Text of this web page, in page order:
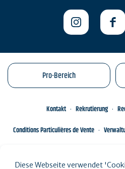
Pro-Bereich
Kontakt Rekrutierung
Conditions Particulières de Vente
Diese Webseite verwendet